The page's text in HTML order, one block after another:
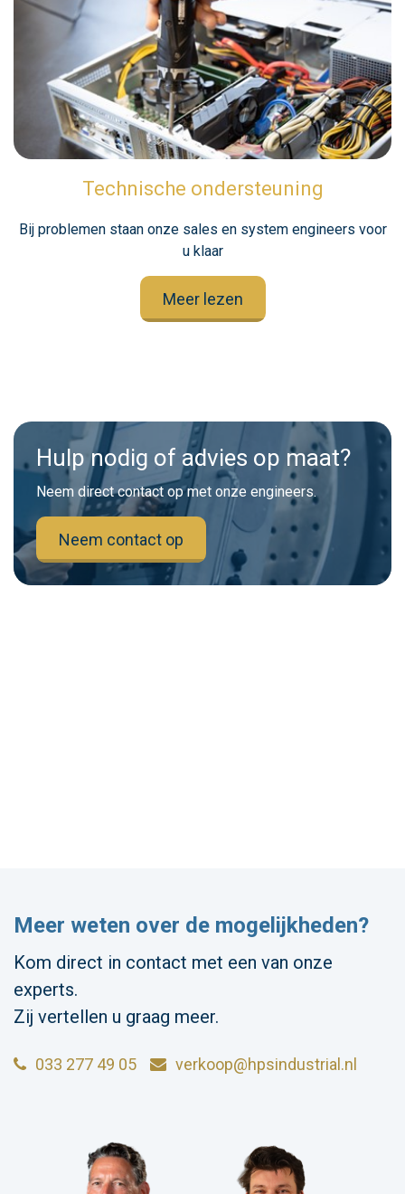
Technische ondersteuning
Bij problemen staan onze sales en system engineers voor
u klaar
Meer lezen
Hulp nodig of advies op maat?
Neem direct contact op met onze engineers.
Neem contact op
Meer weten over de mogelijkheden?
Kom direct in contact met een van onze
experts.
Zij vertellen u graag meer.
033 277 49 05 verkoop@hpsindustrial.nl